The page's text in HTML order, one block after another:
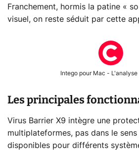
Franchement, hormis la patine «
visuel, on reste séduit par cette
Intego pour Mac - L'analyse
Les principales
Virus Barrier X9 intègre une
multiplateformes, pas dans le
disponibles pour différents